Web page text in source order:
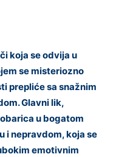
koja se odvija u
se misteriozno
prepliće sa snažnim
Glavni lik,
u bogatom
i nepravdom, koja se
emotivnim